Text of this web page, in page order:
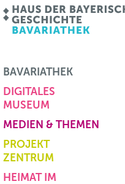
BAVARIATHEK
DIGITALES
MUSEUM
MEDIEN & THEMEN
PROJEKT
ZENTRUM
HEIMAT IM